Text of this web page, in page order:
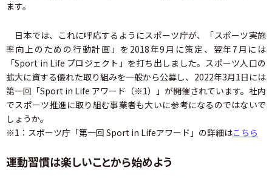
ます。
日本では、これに呼応するようにスポーツ庁が、「スポーツ実施
率向上のための行動計画」を2018年9月に策定、翌年7月には
「Sport in Life プロジェクト」を打ち出しました。スポーツ人口の
拡大に資する優れた取り組みを一般から公募し、2022年3月1日には
第一回「Sport in Life アワード（※1）」が開催されています。社内
でスポーツ推進に取り組む事業者も大いに参考になるのではないで
しょうか。
※1：スポーツ庁「第一回 Sport in Lifeアワード」の詳細はこちら
運動習慣は楽しいことから始めよう